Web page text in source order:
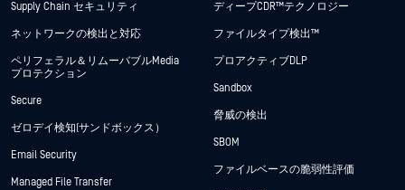
Supply Chain セキュリティ
ネットワークの検出と対応
ペリフェラル＆リムーバブルMedia
プロテクション
Secure
ゼロデイ検知(サンドボックス）
Email Security
Managed File Transfer
ディープCDR™テクノロジー
ファイルタイプ検出™
プロアクティブDLP
Sandbox
脅威の検出
SBOM
ファイルベースの脆弱性評価